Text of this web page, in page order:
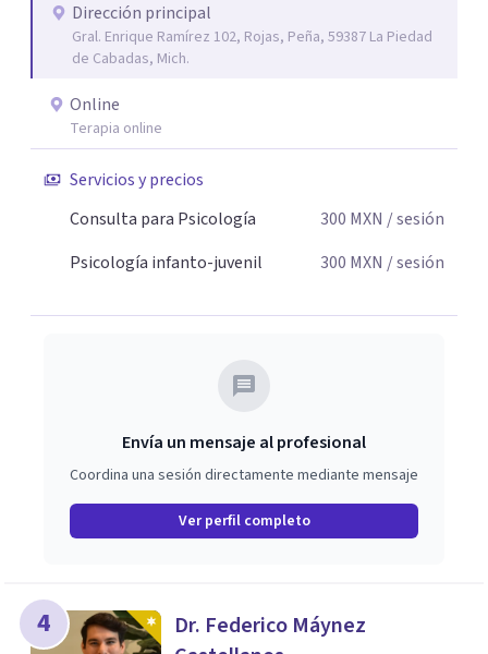
Dirección principal
Gral. Enrique Ramírez 102, Rojas, Peña, 59387 La Piedad
de Cabadas, Mich.
Online
Terapia online
Servicios y precios
Consulta para Psicología
300 MXN / sesión
Psicología infanto-juvenil
300 MXN / sesión
Envía un mensaje al profesional
Coordina una sesión directamente mediante mensaje
Ver perfil completo
4
Dr. Federico Máynez